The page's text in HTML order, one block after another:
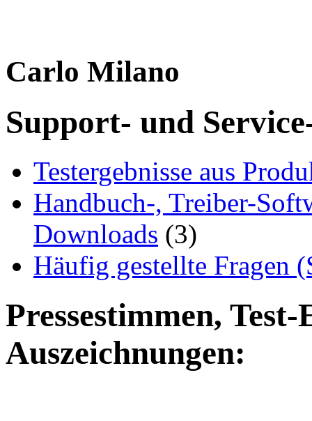
Carlo Milano
Support- und
Testergebnisse aus
Handbuch-, Treiber-
Downloads (3)
Häufig gestellte Fragen
Pressestimmen,
Auszeichnungen: